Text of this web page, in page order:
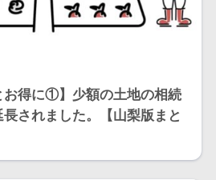
お得に①】少額の土地の相続
されました。【山梨版まと